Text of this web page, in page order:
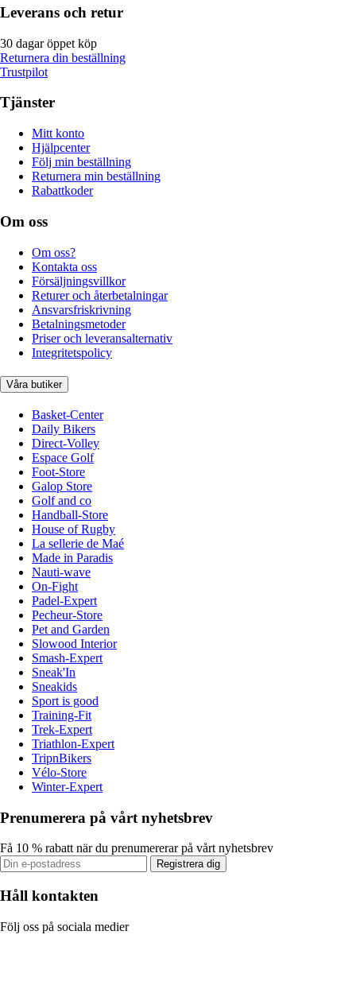
Leverans och retur
30 dagar öppet köp
Returnera din beställning
Trustpilot
Tjänster
Mitt konto
Hjälpcenter
Följ min beställning
Returnera min beställning
Rabattkoder
Om oss
Om oss?
Kontakta oss
Försäljningsvillkor
Returer och återbetalningar
Ansvarsfriskrivning
Betalningsmetoder
Priser och leveransalternativ
Integritetspolicy
Våra butiker
Basket-Center
Daily Bikers
Direct-Volley
Espace Golf
Foot-Store
Galop Store
Golf and co
Handball-Store
House of Rugby
La sellerie de Maé
Made in Paradis
Nauti-wave
On-Fight
Padel-Expert
Pecheur-Store
Pet and Garden
Slowood Interior
Smash-Expert
Sneak'In
Sneakids
Sport is good
Training-Fit
Trek-Expert
Triathlon-Expert
TripnBikers
Vélo-Store
Winter-Expert
Prenumerera på vårt nyhetsbrev
Få 10 % rabatt när du prenumererar på vårt nyhetsbrev
Registrera dig
Håll kontakten
Följ oss på sociala medier